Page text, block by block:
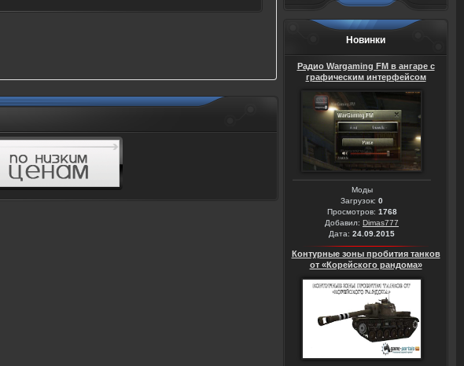
Новинки
Радио Wargaming FM в ангаре с
графическим интерфейсом
Моды
Загрузок: 0
Просмотров: 1768
Добавил: Dimas777
Дата: 24.09.2015
Контурные зоны пробития танков
от «Корейского рандома»